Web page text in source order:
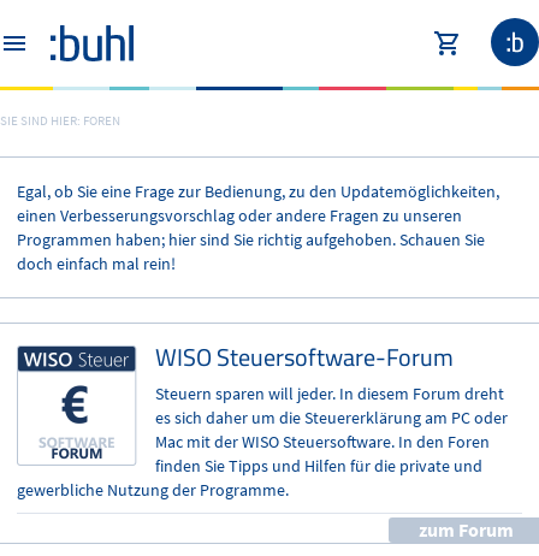
SIE SIND HIER: FOREN
Egal, ob Sie eine Frage zur Bedienung, zu den Updatemöglichkeiten,
einen Verbesserungsvorschlag oder andere Fragen zu unseren
Programmen haben; hier sind Sie richtig aufgehoben. Schauen Sie
doch einfach mal rein!
WISO Steuersoftware-Forum
Steuern sparen will jeder. In diesem Forum dreht
es sich daher um die Steuererklärung am PC oder
Mac mit der WISO Steuersoftware. In den Foren
finden Sie Tipps und Hilfen für die private und
gewerbliche Nutzung der Programme.
zum Forum
WISO Steuer-Berater
WISO Grundsteuer
WISO Fahrtenbuch
Steuer-Ratgeber für Rentner
tax
tax Professional
Finanzen
WISO Konto Online Plus
WISO Haushaltsbuch
Buchhaltung
WISO Vermieter
WISO Hausverwalter 365
WISO Hausverwalter 365
Plus
Verein & Security
WISO Internet Security Mac
MEINVEREIN
Alle Testversionen